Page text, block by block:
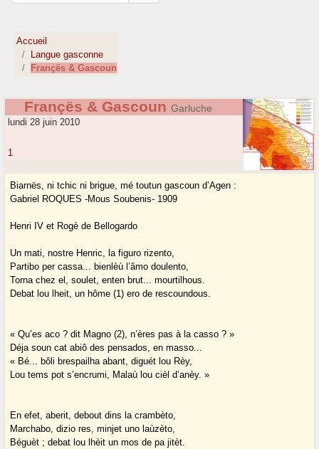
Accueil
Langue gasconne
Françës & Gascoun
Françës & Gascoun Garluche
lundi 28 juin 2010
1
Biarnës, ni tchic ni brigue, mé toutun gascoun d’Agen :
Gabriel ROQUES -Mous Soubenis- 1909
Henri IV et Rogè de Bellogardo
Un mati, nostre Henric, la figuro rizento,
Partibo per cassa... bienlèù l’âmo doulento,
Torna chez el, soulet, enten brut... mourtilhous.
Debat lou lheit, un hôme (1) ero de rescoundous.
« Qu’es aco ? dit Magno (2), n’ères pas à la casso ? »
Déja soun cat abiô des pensados, en masso...
« Bé... bôli brespailha abant, diguét lou Rèy,
Lou tems pot s’encrumi, Malaù lou cièl d’anèy. »
En efet, aberit, debout dins la crambèto,
Marchabo, dizio res, minjet uno laùzèto,
Béguèt ; debat lou lhèit un mos de pa jitèt.